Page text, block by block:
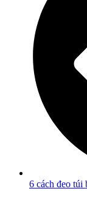
6 cách đeo túi